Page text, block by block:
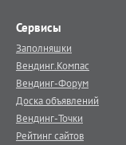
Сервисы
Заполняшки
Вендинг.Компас
Вендинг-Форум
Доска объявлений
Вендинг-Точки
Рейтинг сайтов